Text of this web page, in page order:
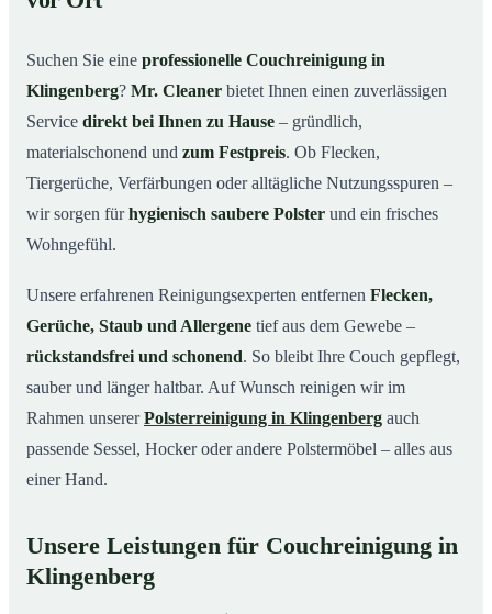
04 So läuft Ihre Couchreinigung in Klingenberg ab
05 Couchreinigung in Klingenberg & Umgebung
So wird Ihre Couch in Klingenberg gründlich gereinigt
Suchen Sie eine professionelle Couchreinigung in
Klingenberg? Mr. Cleaner bietet Ihnen einen zuverlässigen
Service direkt bei Ihnen zu Hause – gründlich,
materialschonend und zum Festpreis. Ob Flecken,
Tiergerüche, Verfärbungen oder alltägliche Nutzungsspuren –
wir sorgen fürhygienisch saubere Polster und ein frisches
Wohngefühl.
Unsere erfahrenen Reinigungsexperten entfernen Flecken,
Gerüche, Staub und Allergene tief aus dem Gewebe –
rückstandsfrei und schonend. So bleibt Ihre Couch gepflegt,
sauber und länger haltbar. Auf Wunsch reinigen wir im
Rahmen unsererPolsterreinigung in Klingenberg auch
passende Sessel, Hocker oder andere Polstermöbel – alles aus
einer Hand.
Unsere Leistungen für Couchreinigung in
Klingenberg